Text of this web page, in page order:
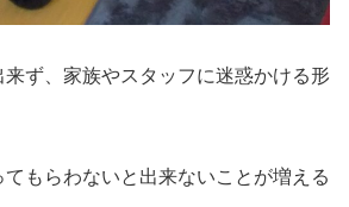
ず、家族やスタッフに迷惑かける形
もらわないと出来ないことが増える